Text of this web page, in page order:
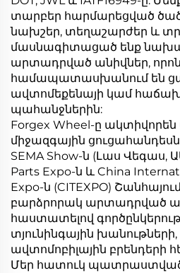
տարբեր հարմարեցված
նախշեր, տեղաշարժեր և
մասնագիտացած ենք
արտադրված անիվներ,
համապատասխանում են
ավտոմեքենայի կամ
պահանջներին:
Forgex Wheel-ը
միջազգային
SEMA Show-ն (Լաս Վեգաս,
Parts Expo-ն և China
Expo-ն (CITEXPO)
բարձրորակ արտադրված
հաստատելով
տյունինգային
ավտոմոբիլային բրենդերի
Մեր հատուկ պատրաստված